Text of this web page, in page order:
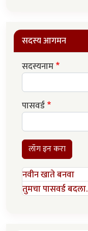
सदस्य आगमन
सदस्यनाम
पासवर्ड
लॉग इन करा
नवीन खाते बनवा
तुमचा पासवर्ड बदला.